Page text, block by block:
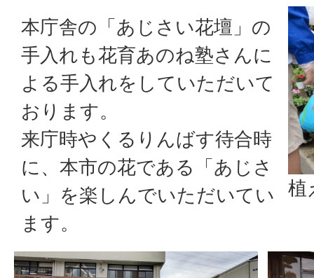
植
本庁舎の「あじさい花壇」の
手入れも花育あのね塾さんに
よる手入れをしていただいて
おります。
来庁時やくるりんばす待合時
に、本市の花である「あじさ
い」を楽しんでいただいてい
ます。